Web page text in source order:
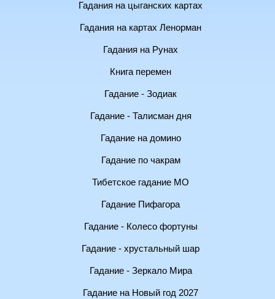
Гадания на цыганских картах
Гадания на картах Ленорман
Гадания на Рунах
Книга перемен
Гадание - Зодиак
Гадание - Талисман дня
Гадание на домино
Гадание по чакрам
Тибетское гадание МО
Гадание Пифагора
Гадание - Колесо фортуны
Гадание - хрустальный шар
Гадание - Зеркало Мира
Гадание на Новый год 2027